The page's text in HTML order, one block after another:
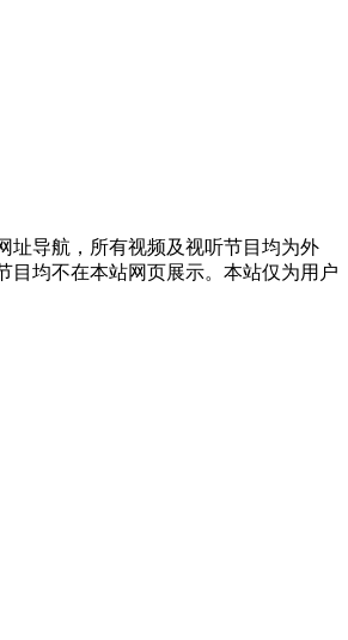
址导航，所有视频及视听节目均为外
目均不在本站网页展示。本站仅为用户